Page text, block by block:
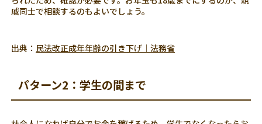
戚同士で相談するのもよいでしょう。
出典： 民法改正成年年齢の引き下げ｜法務省
パターン2：学生の間まで